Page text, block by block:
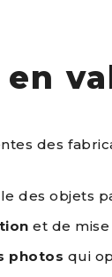
en
des
des objets
et de
photos qui